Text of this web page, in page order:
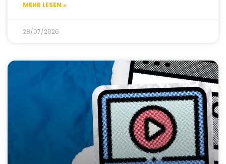
MEHR LESEN »
28/07/2026